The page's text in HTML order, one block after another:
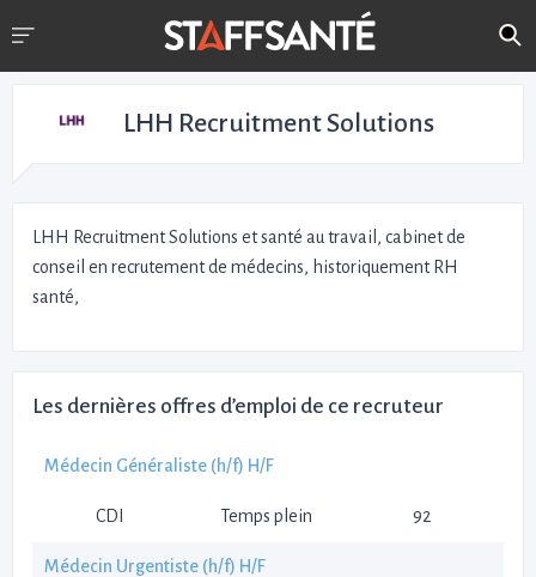
LHH Recruitment Solutions
LHH Recruitment Solutions et santé au travail, cabinet de
conseil en recrutement de médecins, historiquement RH
santé,
Les dernières offres d’emploi de ce recruteur
Médecin Généraliste (h/f) H/F
CDI Temps plein 92
Médecin Urgentiste (h/f) H/F